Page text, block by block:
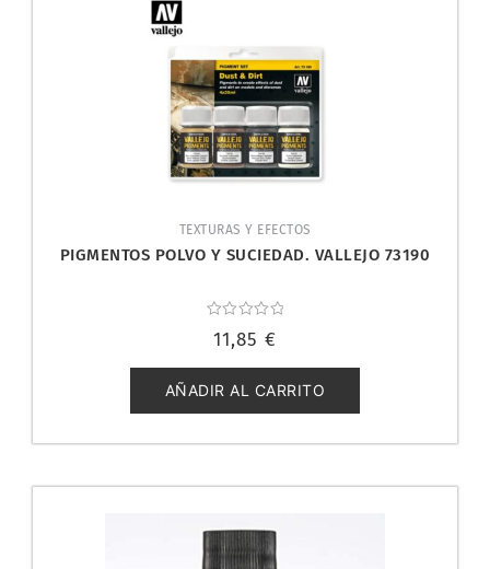
TEXTURAS Y EFECTOS
PIGMENTOS POLVO Y SUCIEDAD. VALLEJO 73190
con
de
5
11,85 €
AÑADIR AL CARRITO